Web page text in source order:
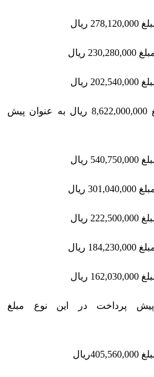
مبلغ 8,622,000,000 ریال به عنوان پیش
پیش پرداخت در این نوع مبلغ